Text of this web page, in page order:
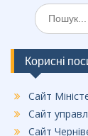
Шукати:
Корисні
Сайт
Сайт
Сайт